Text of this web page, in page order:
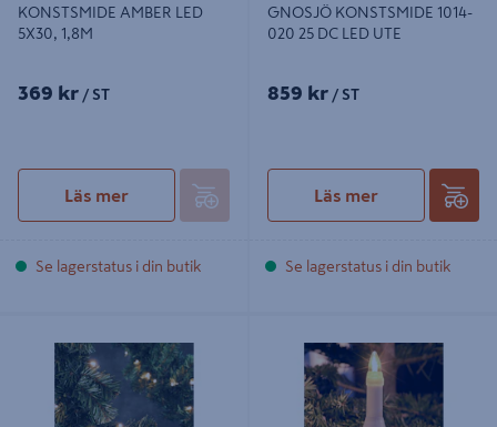
KONSTSMIDE AMBER LED
5X30, 1,8M
369 kr / ST
Läs mer
Se lagerstatus i din butik
GNOSJÖ KONSTSMIDE 1014-
020 25 DC LED UTE
859 kr / ST
Läs mer
Se lagerstatus i din butik
AMBER LED, 2708-800
KONSTSMIDE 1013-020 16 DC LED